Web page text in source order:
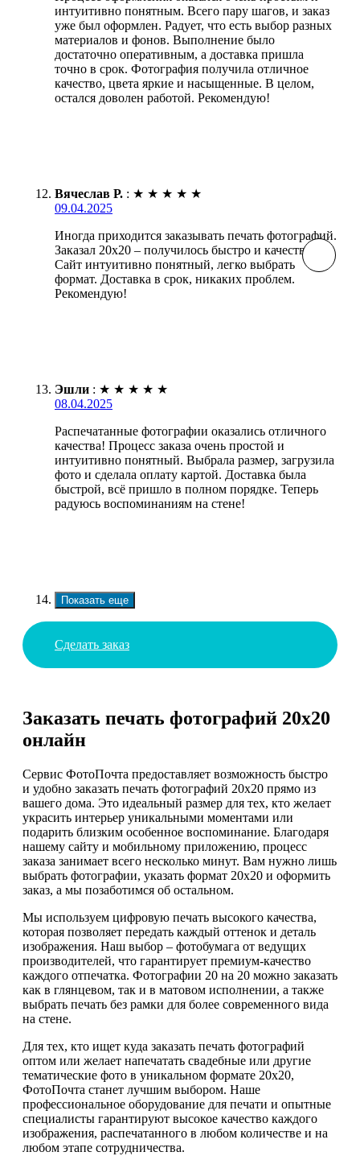
интуитивно понятным. Всего пару шагов, и заказ
уже был оформлен. Радует, что есть выбор разных
материалов и фонов. Выполнение было
достаточно оперативным, а доставка пришла
точно в срок. Фотография получила отличное
качество, цвета яркие и насыщенные. В целом,
остался доволен работой. Рекомендую!
Вячеслав Р. : ★ ★ ★ ★ ★
09.04.2025
Иногда приходится заказывать печать фотографий.
Заказал 20х20 – получилось быстро и качественно.
Сайт интуитивно понятный, легко выбрать
формат. Доставка в срок, никаких проблем.
Рекомендую!
Эшли : ★ ★ ★ ★ ★
08.04.2025
Распечатанные фотографии оказались отличного
качества! Процесс заказа очень простой и
интуитивно понятный. Выбрала размер, загрузила
фото и сделала оплату картой. Доставка была
быстрой, всё пришло в полном порядке. Теперь
радуюсь воспоминаниям на стене!
Показать еще
Сделать заказ
Заказать печать фотографий 20х20
онлайн
Сервис ФотоПочта предоставляет возможность быстро
и удобно заказать печать фотографий 20х20 прямо из
вашего дома. Это идеальный размер для тех, кто желает
украсить интерьер уникальными моментами или
подарить близким особенное воспоминание. Благодаря
нашему сайту и мобильному приложению, процесс
заказа занимает всего несколько минут. Вам нужно лишь
выбрать фотографии, указать формат 20х20 и оформить
заказ, а мы позаботимся об остальном.
Мы используем цифровую печать высокого качества,
которая позволяет передать каждый оттенок и деталь
изображения. Наш выбор – фотобумага от ведущих
производителей, что гарантирует премиум-качество
каждого отпечатка. Фотографии 20 на 20 можно заказать
как в глянцевом, так и в матовом исполнении, а также
выбрать печать без рамки для более современного вида
на стене.
Для тех, кто ищет куда заказать печать фотографий
оптом или желает напечатать свадебные или другие
тематические фото в уникальном формате 20х20,
ФотоПочта станет лучшим выбором. Наше
профессиональное оборудование для печати и опытные
специалисты гарантируют высокое качество каждого
изображения, распечатанного в любом количестве и на
любом этапе сотрудничества.